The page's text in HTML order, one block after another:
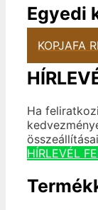
Egyedi
KOPJAFA
Ha
HÍRLEVÉL